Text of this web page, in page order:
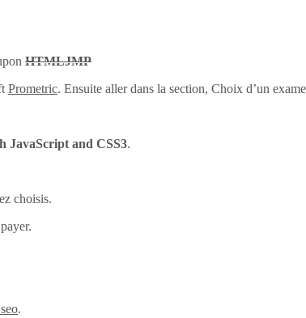
HTMLJMP
Prometric. Ensuite aller dans la section, Choix d’un
JavaScript and CSS3.
choisis.
.